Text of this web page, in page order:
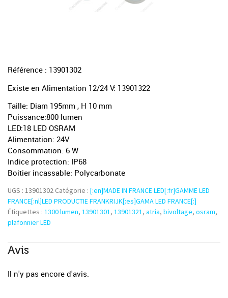
Référence : 13901302
Existe en Alimentation 12/24 V: 13901322
Taille: Diam 195mm , H 10 mm
Puissance:800 lumen
LED:18 LED OSRAM
Alimentation: 24V
Consommation: 6 W
Indice protection: IP68
Boitier incassable: Polycarbonate
UGS : 13901302 Catégorie : [:en]MADE IN FRANCE LED[:fr]GAMME LED
FRANCE[:nl]LED PRODUCTIE FRANKRIJK[:es]GAMA LED FRANCE[:]
Étiquettes : 1300 lumen, 13901301, 13901321, atria, bivoltage, osram,
plafonnier LED
Avis
Il n'y pas encore d'avis.